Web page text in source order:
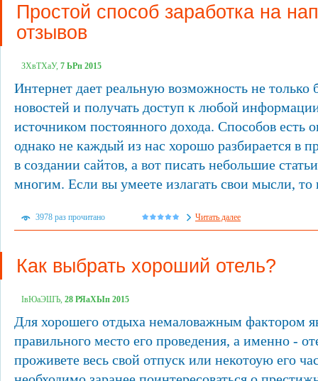
Простой способ заработка на
отзывов
ЗХвТХаУ, 7 ЬРп 2015
Интернет дает реальную возможность не только
новостей и получать доступ к любой
источником постоянного дохода. Способов есть
однако не каждый из нас хорошо разбирается в
в создании сайтов, а вот писать небольшие
многим. Если вы умеете излагать свои мысли, то
3978 раз прочитано Читать далее
Как выбрать хороший отель?
ІвЮаЭШЪ, 28 РЯаХЫп 2015
Для хорошего отдыха немаловажным фактором
правильного место его проведения, а именно -
проживете весь свой отпуск или некотоую его